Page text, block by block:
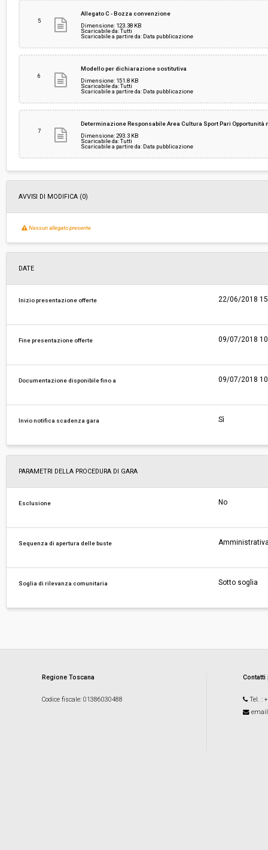
5
Allegato C - Bozza convenzione
Dimensione: 123.38 KB
Scaricabile da: Tutti
Scaricabile a partire da: Data pubblicazione
6
Modello per dichiarazione sostitutiva
Dimensione: 151.8 KB
Scaricabile da: Tutti
Scaricabile a partire da: Data pubblicazione
7
Determinazione Responsabile Area Cultura Sport Pari Opportunità
Dimensione: 293.3 KB
Scaricabile da: Tutti
Scaricabile a partire da: Data pubblicazione
AVVISI DI MODIFICA (0)
Nessun allegato presente
DATE
Inizio presentazione offerte 22/06/2018
Fine presentazione offerte 09/07/2018
Documentazione disponibile fino a 09/07/2018
Invio notifica scadenza gara Sì
PARAMETRI DELLA PROCEDURA DI GARA
Esclusione No
Sequenza di apertura delle buste
Soglia di rilevanza comunitaria Sotto soglia
Regione Toscana
Codice fiscale: 01386030488 Tel. :
email